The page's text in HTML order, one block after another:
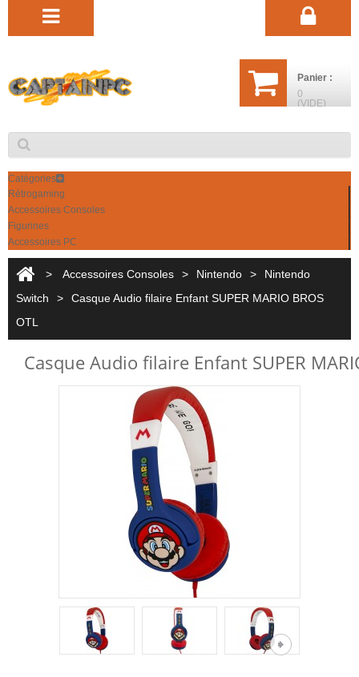
Panier :
0
(VIDE)
Catégories
Rétrogaming
Accessoires Consoles
Figurines
Accessoires PC
> Accessoires Consoles > Nintendo >
Nintendo
Switch
>
Casque Audio filaire Enfant SUPER MARIO BROS
OTL
Casque Audio filaire Enfant SUPER